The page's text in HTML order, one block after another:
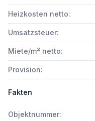
Heizkosten netto:
Umsatzsteuer:
Miete/m² netto:
Provision:
Fakten
Objektnummer: